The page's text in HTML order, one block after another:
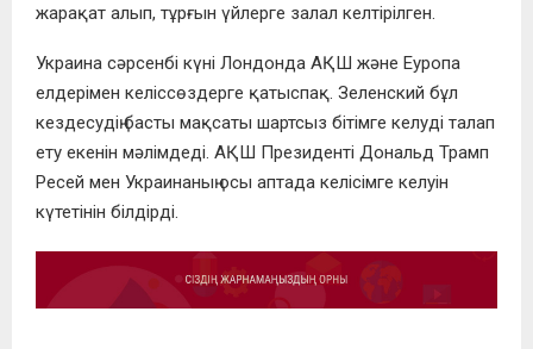
жарақат алып, тұрғын үйлерге залал келтірілген.
Украина сәрсенбі күні Лондонда АҚШ және Еуропа
елдерімен келіссөздерге қатыспақ. Зеленский бұл
кездесудің басты мақсаты шартсыз бітімге келуді талап
ету екенін мәлімдеді. АҚШ Президенті Дональд Трамп
Ресей мен Украинаның осы аптада келісімге келуін
күтетінін білдірді.